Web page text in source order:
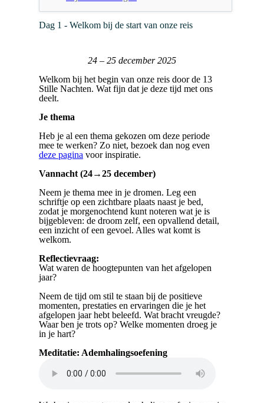
Dag 1 - Welkom bij de start van onze reis
24 – 25 december 2025
Welkom bij het begin van onze reis door de 13
Stille Nachten. Wat fijn dat je deze tijd met ons
deelt.
Je thema
Heb je al een thema gekozen om deze periode
mee te werken? Zo niet, bezoek dan nog even
deze pagina voor inspiratie.
Vannacht (24→25 december)
Neem je thema mee in je dromen. Leg een
schriftje op een zichtbare plaats naast je bed,
zodat je morgenochtend kunt noteren wat je is
bijgebleven: de droom zelf, een opvallend detail,
een inzicht of een gevoel. Alles wat komt is
welkom.
Reflectievraag:
Wat waren de hoogtepunten van het afgelopen
jaar?
Neem de tijd om stil te staan bij de positieve
momenten, prestaties en ervaringen die je het
afgelopen jaar hebt beleefd. Wat bracht vreugde?
Waar ben je trots op? Welke momenten droeg je
in je hart?
Meditatie: Ademhalingsoefening